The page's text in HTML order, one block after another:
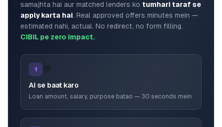
samajhta hai aur matched lenders ko tumhari taraf se
apply karta hai. Real approved offers minutes mein —
estimated nahi, actual. No redirect, no form filling.
CIBIL pe zero impact.
1 💬
AI se baat karo
Loan amount, salary, purpose batao — 30 seconds mein